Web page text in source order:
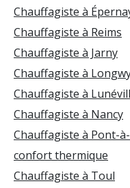
Chauffagiste à
Chauffagiste à Reims
Chauffagiste à Jarny
Chauffagiste à
Chauffagiste à
Chauffagiste à Nancy
Chauffagiste à Pont-
confort thermique
Chauffagiste à Toul